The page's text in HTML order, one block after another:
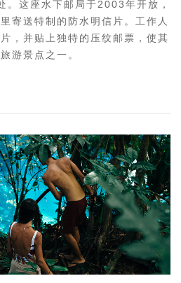
。这座水下邮局于2003年开放，
寄送特制的防水明信片。工作人
，并贴上独特的压纹邮票，使其
游景点之一。